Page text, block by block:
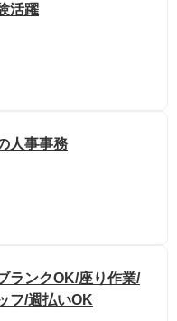
活躍
人事事務
ランクOK/座り作業/
フ/週払いOK